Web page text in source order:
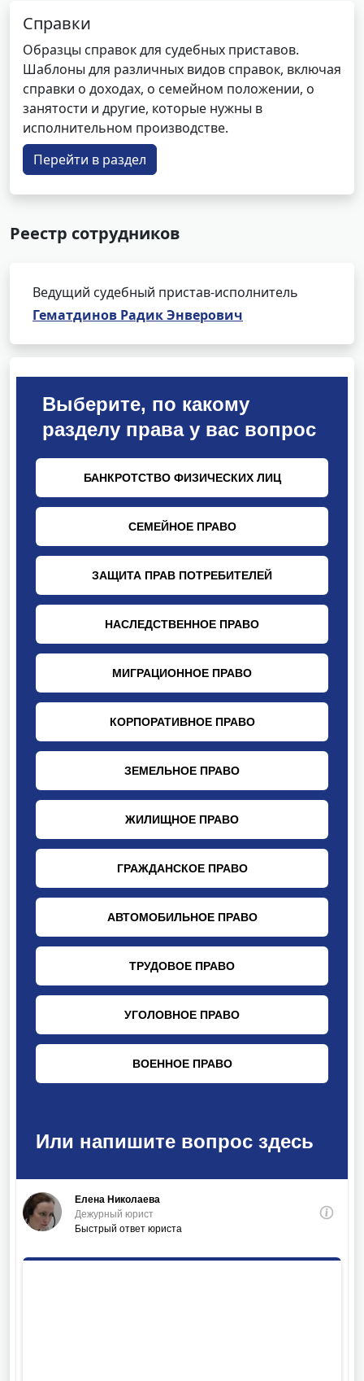
Справки
Образцы справок для судебных приставов.
Шаблоны для различных видов справок, включая
справки о доходах, о семейном положении, о
занятости и другие, которые нужны в
исполнительном производстве.
Перейти в раздел
Реестр сотрудников
Ведущий судебный пристав-исполнитель
Гематдинов Радик Энверович